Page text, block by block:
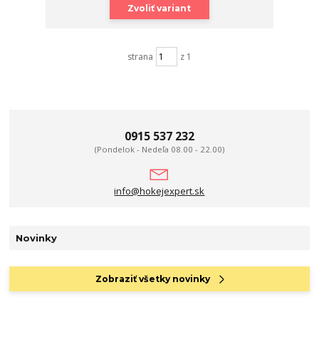
Zvoliť variant
strana z 1
0915 537 232
(Pondelok - Nedeľa 08.00 - 22.00)
info@hokejexpert.sk
Novinky
Zobraziť všetky novinky